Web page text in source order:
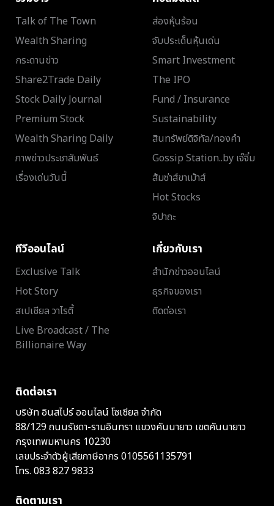
Talk of The Town
Wealth Sharing
กระดานข่าว
Share2Trade Daily
Stock Daily Journal
Premium Stock
Wealth Sharing Daily
ภาพข่าวประชาสัมพันธ์
เรื่องเด่นวันนี้
ส่องหุ้นร้อน
จับประเด็นหุ้นเด่น
Smart Investment
The IPO
Fund / Insurance
Sustainability
สินทรัพย์ดิจิทัล/ทองคำ
Gossip Station..by เจ๊จิ๋ม
ส้มซ่าส์ขาเม้าส์
Hot Stocks
จิปาถะ
ทีวีออนไลน์
Exclusive Talk
Hot Story
สเปเชียล วาไรตี้
Live Broadcast / The
Billionaire Way
เกี่ยวกับเรา
สำนักข่าวออนไลน์
ธุรกิจของเรา
ติดต่อเรา
ติดต่อเรา
บริษัท อินสไปร์ ออนไลน์ โซเชียล จำกัด
88/129 ถนนรัชดา-รามอินทรา แขวงคันนายาว เขตคันนายาว
กรุงเทพมหานคร 10230
เลขประจำตัวผู้เสียภาษีอากร 0105561135791
โทร. 083 827 9833
ติดตามเรา